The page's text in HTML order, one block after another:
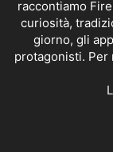
raccontiamo
curiosità,
giorno, gli
protagonisti. Per